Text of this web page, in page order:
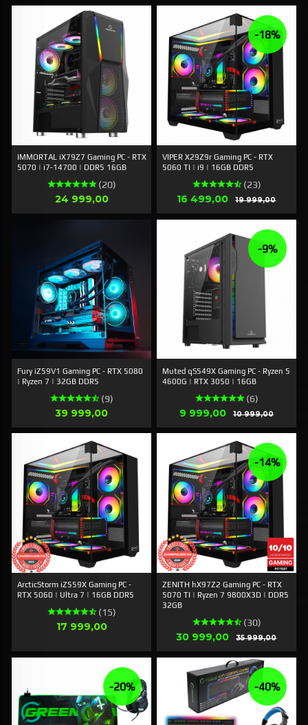
IMMORTAL iX79Z7 Gaming PC - RTX
5070 | i7-14700 | DDR5 16GB
(20)
Pris
24 999,00
VIPER X29Z9r Gaming PC - RTX
5060 TI | i9 | 16GB DDR5
(23)
Tilbud
16 499,00 19 999,00Rabatt
-18%
Fury iZ59V1 Gaming PC - RTX 5080
| Ryzen 7 | 32GB DDR5
(9)
Pris
39 999,00
Muted qS549X Gaming PC - Ryzen 5
4600G | RTX 3050 | 16GB
(6)
Tilbud
9 999,00 10 999,00Rabatt
-9%
ArcticStorm iZ559X Gaming PC -
RTX 5060 | Ultra 7 | 16GB DDR5
(15)
Pris
17 999,00
ZENITH hX97Z2 Gaming PC - RTX
5070 TI | Ryzen 7 9800X3D | DDR5
32GB
(30)
Tilbud
30 999,00 35 999,00Rabatt
-14%
-20% -40%